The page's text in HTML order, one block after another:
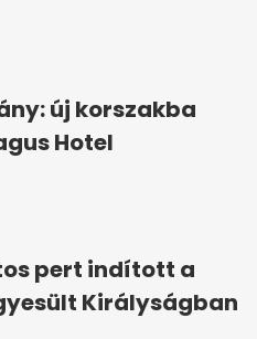
új korszakba
Hotel
pert indított a
Királyságban